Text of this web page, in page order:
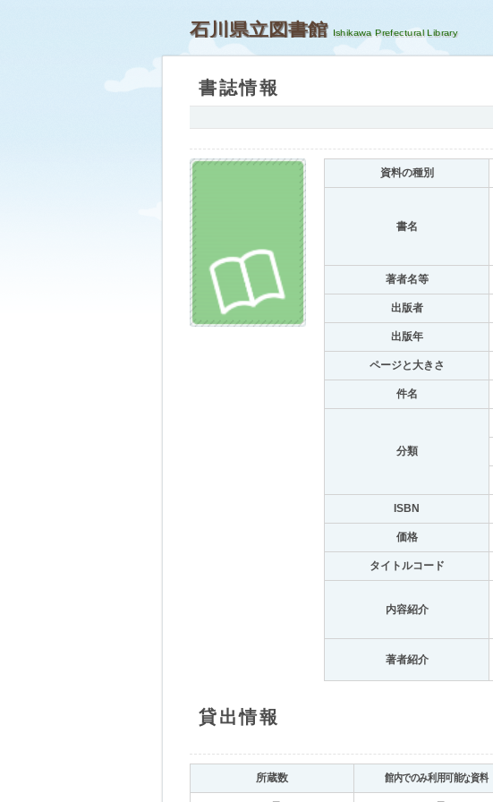
石川県立図書館
書誌情報
資料の種別
書名
著者名等
出版者
出版年
ページと大きさ
件名
分類
ISBN
価格
タイトルコード
内容紹介
著者紹介
貸出情報
所蔵数 館内でのみ利用可能な資料